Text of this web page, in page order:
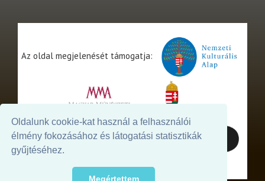
Oldalunk cookie-kat használ a felhasználói
élmény fokozásához és látogatási statisztikák
gyűjtéséhez.
Megértettem
Az oldal megjelenését támogatja: